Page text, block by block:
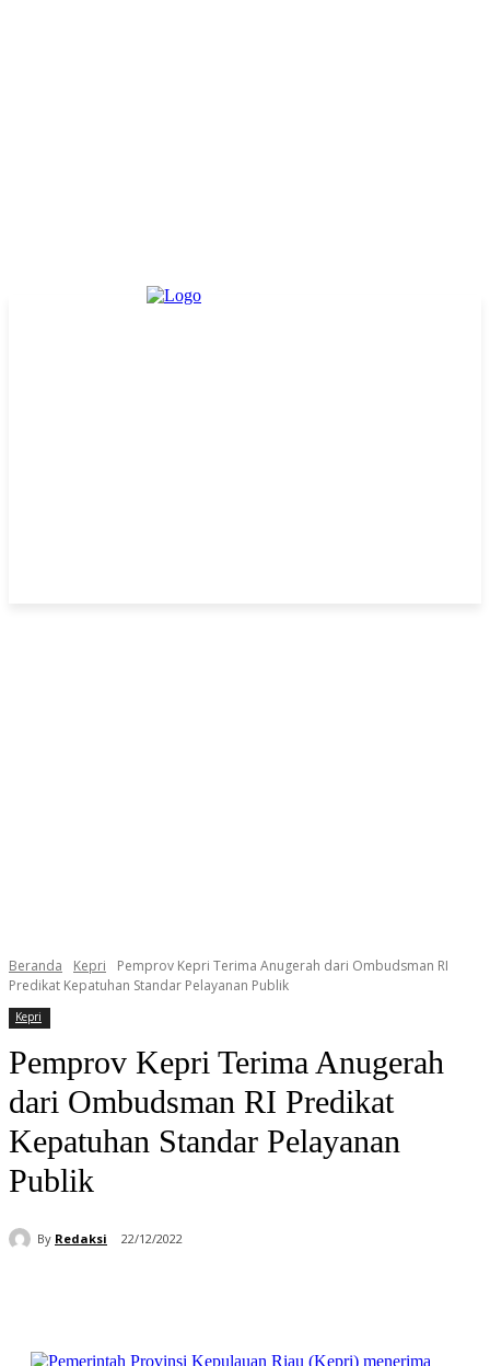
Beranda Kepri
Pemprov Kepri Terima Anugerah dari Ombudsman RI
Predikat Kepatuhan Standar Pelayanan Publik
Kepri
Pemprov Kepri Terima Anugerah
dari Ombudsman RI Predikat
Kepatuhan Standar Pelayanan
Publik
By Redaksi 22/12/2022